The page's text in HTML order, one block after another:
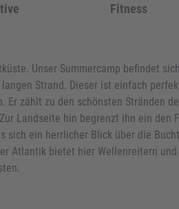
Fitness
Unser Summercamp befindet
Strand. Dieser ist einfach
zählt zu den schönsten Stränden
Landseite hin begrenzt ihn ein den
ein herrlicher Blick über die
Atlantik bietet hier Wellenreitern